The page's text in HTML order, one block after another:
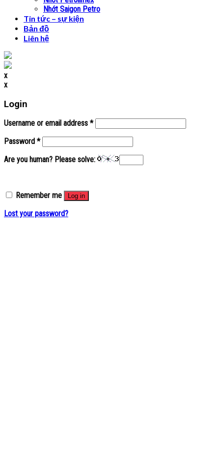
Nhớt Saigon Petro
Tin tức – sự kiện
Bản đồ
Liên hệ
x
x
Login
Username or email address *
Password *
Are you human? Please solve:
Remember me Log in
Lost your password?